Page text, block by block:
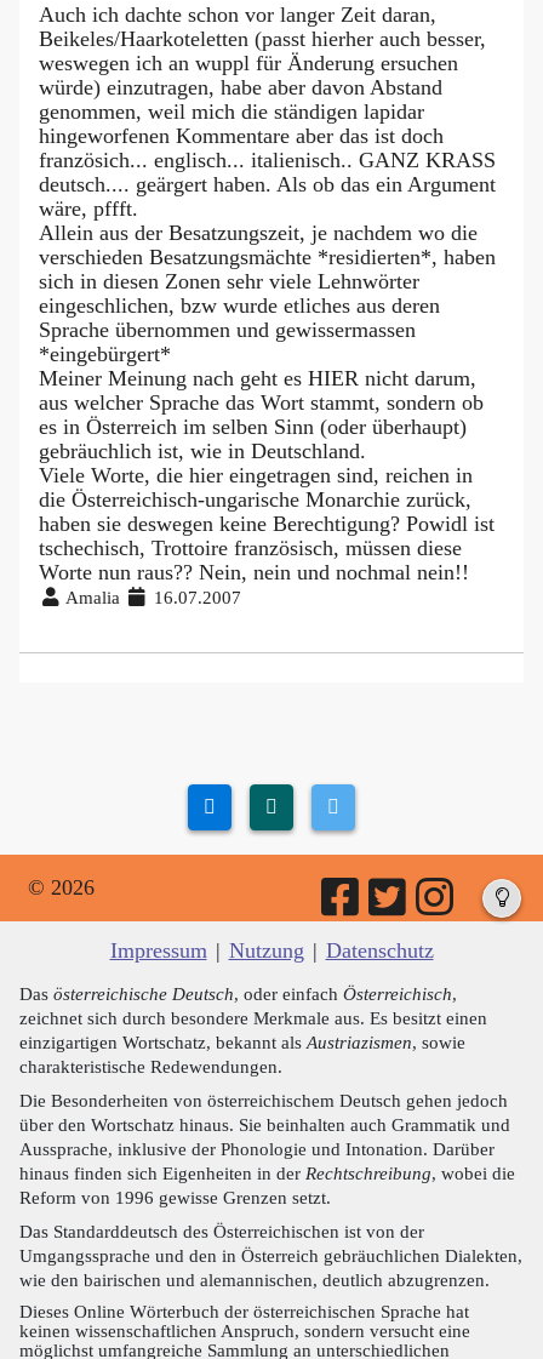
Auch ich dachte schon vor langer Zeit daran,
Beikeles/Haarkoteletten (passt hierher auch besser,
weswegen ich an wuppl für Änderung ersuchen
würde) einzutragen, habe aber davon Abstand
genommen, weil mich die ständigen lapidar
hingeworfenen Kommentare aber das ist doch
französich... englisch... italienisch.. GANZ KRASS
deutsch.... geärgert haben. Als ob das ein Argument
wäre, pffft.
Allein aus der Besatzungszeit, je nachdem wo die
verschieden Besatzungsmächte *residierten*, haben
sich in diesen Zonen sehr viele Lehnwörter
eingeschlichen, bzw wurde etliches aus deren
Sprache übernommen und gewissermassen
*eingebürgert*
Meiner Meinung nach geht es HIER nicht darum,
aus welcher Sprache das Wort stammt, sondern ob
es in Österreich im selben Sinn (oder überhaupt)
gebräuchlich ist, wie in Deutschland.
Viele Worte, die hier eingetragen sind, reichen in
die Österreichisch-ungarische Monarchie zurück,
haben sie deswegen keine Berechtigung? Powidl ist
tschechisch, Trottoire französisch, müssen diese
Worte nun raus?? Nein, nein und nochmal nein!!
Amalia 16.07.2007
© 2026
Impressum | Nutzung | Datenschutz
Das österreichische Deutsch, oder einfach Österreichisch,
zeichnet sich durch besondere Merkmale aus. Es besitzt einen
einzigartigen Wortschatz, bekannt als Austriazismen, sowie
charakteristische Redewendungen.
Die Besonderheiten von österreichischem Deutsch gehen jedoch
über den Wortschatz hinaus. Sie beinhalten auch Grammatik und
Aussprache, inklusive der Phonologie und Intonation. Darüber
hinaus finden sich Eigenheiten in der Rechtschreibung, wobei die
Reform von 1996 gewisse Grenzen setzt.
Das Standarddeutsch des Österreichischen ist von der
Umgangssprache und den in Österreich gebräuchlichen Dialekten,
wie den bairischen und alemannischen, deutlich abzugrenzen.
Dieses Online Wörterbuch der österreichischen Sprache hat
keinen wissenschaftlichen Anspruch, sondern versucht eine
möglichst umfangreiche Sammlung an unterschiedlichen